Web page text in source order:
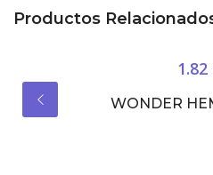
Productos
1.82
WONDER